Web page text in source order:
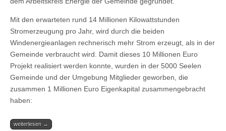
Mit den erwarteten rund 14 Millionen Kilowattstunden
Stromerzeugung pro Jahr, wird durch die beiden
Windenergieanlagen rechnerisch mehr Strom erzeugt, als in der
Gemeinde verbraucht wird. Damit dieses 10 Millionen Euro
Projekt realisiert werden konnte, wurden in der 5000 Seelen
Gemeinde und der Umgebung Mitglieder geworben, die
zusammen 1 Millionen Euro Eigenkapital zusammengebracht
haben:
weiterlesen →